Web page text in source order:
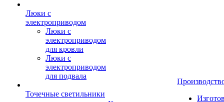
Люки с
электроприводом
Люки с
электроприводом
для кровли
Люки с
электроприводом
для подвала
Точечные светильники